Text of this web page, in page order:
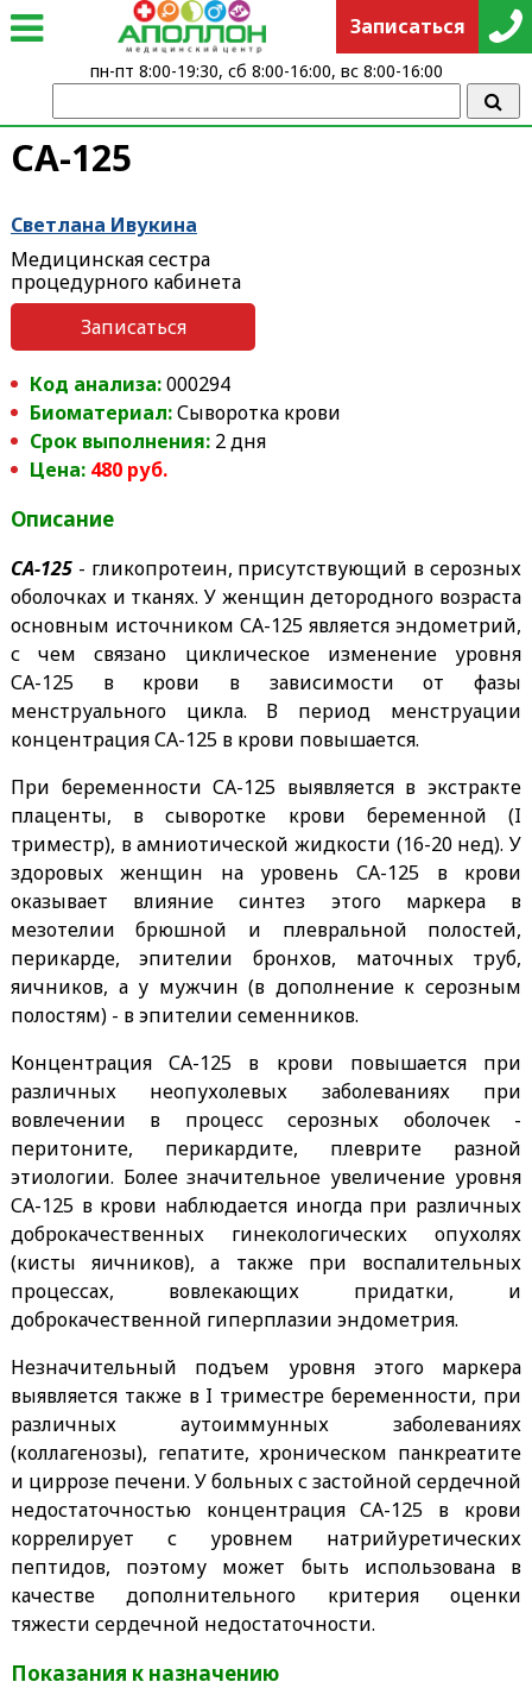
СА-125
Светлана Ивукина
Медицинская сестра
процедурного кабинета
Записаться
Код анализа:000294
Биоматериал:Сыворотка крови
Срок выполнения:2 дня
Цена: 480 руб.
Описание
СА-125- гликопротеин, присутствующий в серозных
оболочках и тканях. У женщин детородного возраста
основным источником СА-125 является эндометрий,
с чем связано циклическое изменение уровня
СА-125 в крови в зависимости от фазы
менструального цикла. В период менструации
концентрация СА-125 в крови повышается.
При беременности СА-125 выявляется в экстракте
плаценты, в сыворотке крови беременной (I
триместр), в амниотической жидкости (16-20 нед). У
здоровых женщин на уровень СА-125 в крови
оказывает влияние синтез этого маркера в
мезотелии брюшной и плевральной полостей,
перикарде, эпителии бронхов, маточных труб,
яичников, а у мужчин (в дополнение к серозным
полостям) - в эпителии семенников.
Концентрация СА-125 в крови повышается при
различных неопухолевых заболеваниях при
вовлечении в процесс серозных оболочек -
перитоните, перикардите, плеврите разной
этиологии. Более значительное увеличение уровня
СА-125 в крови наблюдается иногда при различных
доброкачественных гинекологических опухолях
(кисты яичников), а также при воспалительных
процессах, вовлекающих придатки, и
доброкачественной гиперплазии эндометрия.
Незначительный подъем уровня этого маркера
выявляется также в I триместре беременности, при
различных аутоиммунных заболеваниях
(коллагенозы), гепатите, хроническом панкреатите
и циррозе печени. У больных с застойной сердечной
недостаточностью концентрация СА-125 в крови
коррелирует с уровнем натрийуретических
пептидов, поэтому может быть использована в
качестве дополнительного критерия оценки
тяжести сердечной недостаточности.
Показания к назначению
Записаться
пн-пт 8:00-19:30, сб 8:00-16:00, вс 8:00-16:00